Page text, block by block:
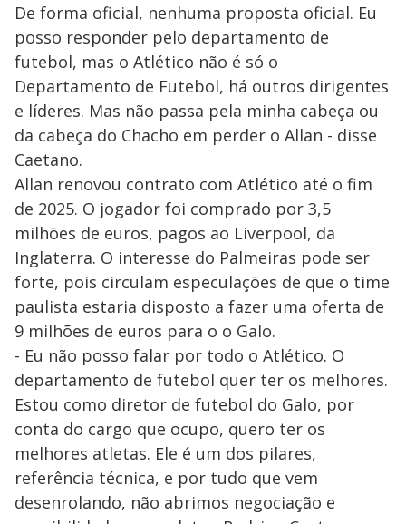
De forma oficial, nenhuma proposta oficial. Eu
posso responder pelo departamento de
futebol, mas o Atlético não é só o
Departamento de Futebol, há outros dirigentes
e líderes. Mas não passa pela minha cabeça ou
da cabeça do Chacho em perder o Allan - disse
Caetano.
Allan renovou contrato com Atlético até o fim
de 2025. O jogador foi comprado por 3,5
milhões de euros, pagos ao Liverpool, da
Inglaterra. O interesse do Palmeiras pode ser
forte, pois circulam especulações de que o time
paulista estaria disposto a fazer uma oferta de
9 milhões de euros para o o Galo.
- Eu não posso falar por todo o Atlético. O
departamento de futebol quer ter os melhores.
Estou como diretor de futebol do Galo, por
conta do cargo que ocupo, quero ter os
melhores atletas. Ele é um dos pilares,
referência técnica, e por tudo que vem
desenrolando, não abrimos negociação e